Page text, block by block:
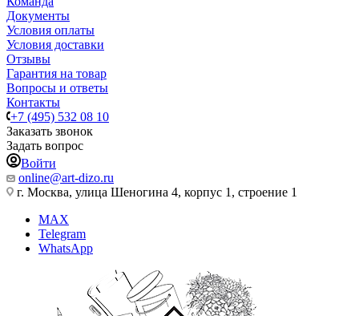
Документы
Условия оплаты
Условия доставки
Отзывы
Гарантия на товар
Вопросы и ответы
Контакты
+7 (495) 532 08 10
Заказать звонок
Задать вопрос
Войти
online@art-dizo.ru
г. Москва, улица Шеногина 4, корпус 1, строение 1
MAX
Telegram
WhatsApp